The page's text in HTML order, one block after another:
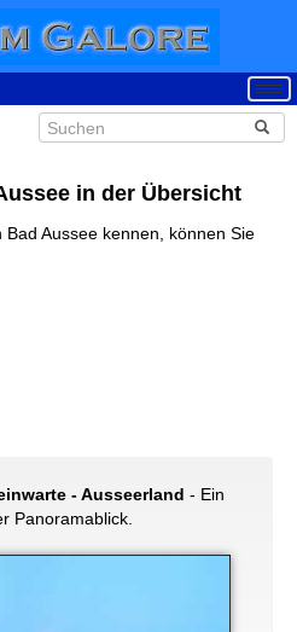
in der Übersicht
Aussee kennen, können Sie
- Ausseerland - Ein
Panoramablick.